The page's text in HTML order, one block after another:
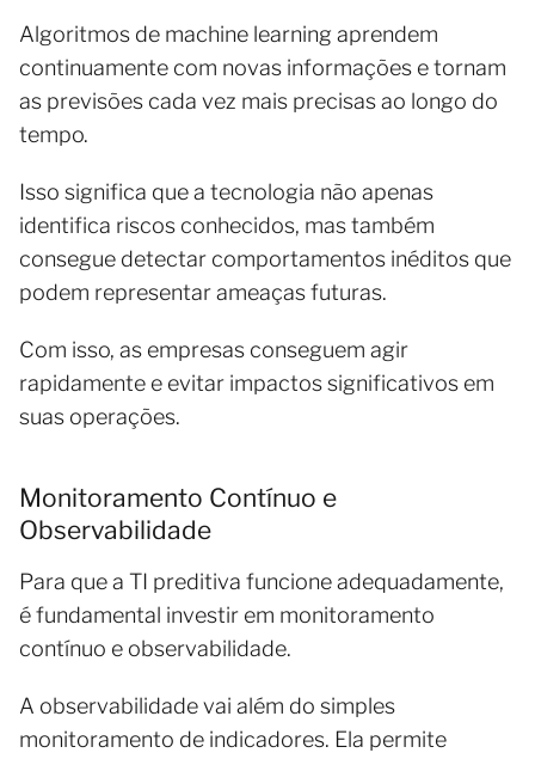
Algoritmos de machine learning aprendem
continuamente com novas informações e tornam
as previsões cada vez mais precisas ao longo do
tempo.
Isso significa que a tecnologia não apenas
identifica riscos conhecidos, mas também
consegue detectar comportamentos inéditos que
podem representar ameaças futuras.
Com isso, as empresas conseguem agir
rapidamente e evitar impactos significativos em
suas operações.
Monitoramento Contínuo e
Observabilidade
Para que a TI preditiva funcione adequadamente,
é fundamental investir em monitoramento
contínuo e observabilidade.
A observabilidade vai além do simples
monitoramento de indicadores. Ela permite